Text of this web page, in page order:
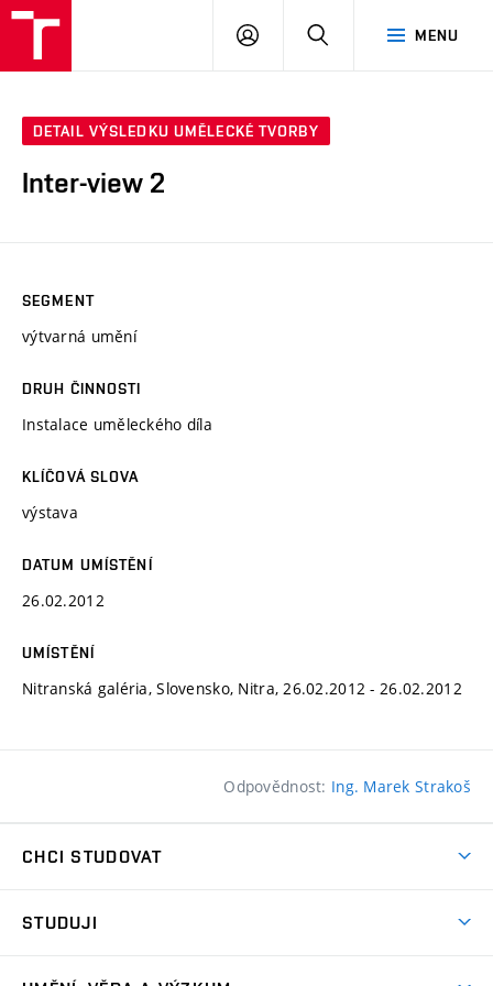
MENU
PŘIHLÁSIT
DETAIL VÝSLEDKU UMĚLECKÉ TVORBY
Inter-view 2
SEGMENT
výtvarná umění
DRUH ČINNOSTI
Instalace uměleckého díla
KLÍČOVÁ SLOVA
výstava
DATUM UMÍSTĚNÍ
26.02.2012
UMÍSTĚNÍ
Nitranská galéria, Slovensko, Nitra, 26.02.2012 - 26.02.2012
Odpovědnost: Ing. Marek Strakoš
CHCI STUDOVAT
Přijímačky
STUDUJI